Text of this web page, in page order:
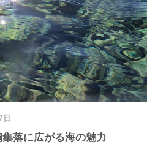
落に広がる海の魅力